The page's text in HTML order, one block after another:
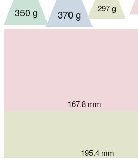
208.54 mm
350 g
207 mm
370 g
195.4 mm
297 g
167.8 mm